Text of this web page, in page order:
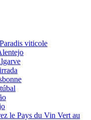
viticole
le Pays du Vin Vert au